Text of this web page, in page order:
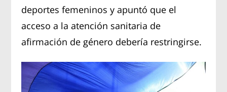
deportes femeninos y apuntó que el
acceso a la atención sanitaria de
afirmación de género debería restringirse.